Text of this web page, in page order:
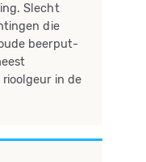
Slecht
die
beerput-
in de